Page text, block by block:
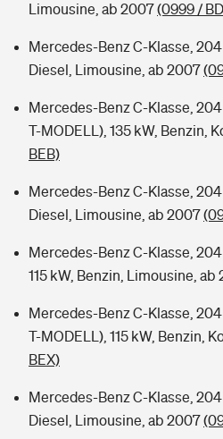
Limousine, ab 2007(0999 /
Mercedes-Benz C-Klasse, 204
Diesel, Limousine, ab 2007
Mercedes-Benz C-Klasse, 204
T-MODELL), 135 kW, Benzin,
BEB)
Mercedes-Benz C-Klasse, 204
Diesel, Limousine, ab 2007
Mercedes-Benz C-Klasse, 204
115 kW, Benzin, Limousine, ab
Mercedes-Benz C-Klasse, 204
T-MODELL), 115 kW, Benzin,
BEX)
Mercedes-Benz C-Klasse, 204
Diesel, Limousine, ab 2007